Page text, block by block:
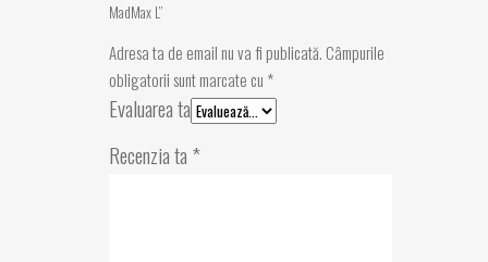
MadMax L”
Adresa ta de email nu va fi publicată. Câmpurile
obligatorii sunt marcate cu *
Evaluarea ta
Recenzia ta *